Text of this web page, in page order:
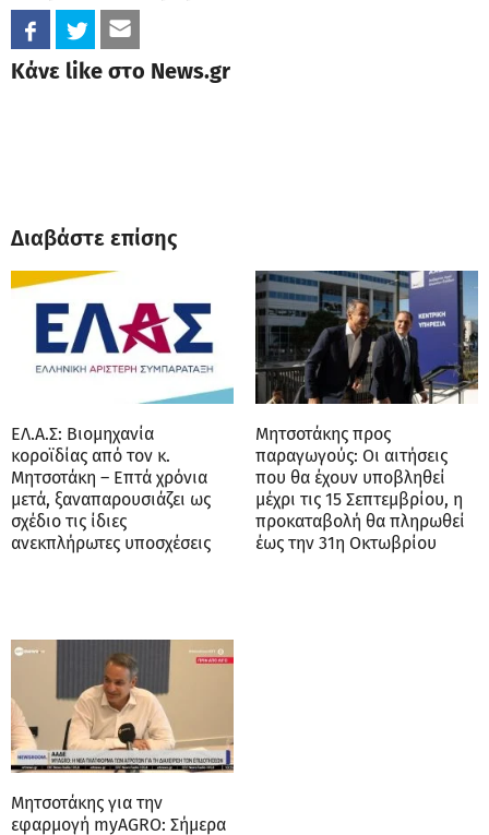
Κάνε like στο News.gr
Διαβάστε επίσης
ΕΛ.Α.Σ: Βιομηχανία
κοροϊδίας από τον κ.
Μητσοτάκη – Επτά χρόνια
μετά, ξαναπαρουσιάζει ως
σχέδιο τις ίδιες
ανεκπλήρωτες υποσχέσεις
Μητσοτάκης προς
παραγωγούς: Οι αιτήσεις
που θα έχουν υποβληθεί
μέχρι τις 15 Σεπτεμβρίου, η
προκαταβολή θα πληρωθεί
έως την 31η Οκτωβρίου
Μητσοτάκης για την
εφαρμογή myAGRO: Σήμερα